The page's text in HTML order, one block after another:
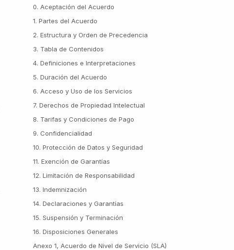
0. Aceptación del Acuerdo
1. Partes del Acuerdo
2. Estructura y Orden de Precedencia
3. Tabla de Contenidos
4. Definiciones e Interpretaciones
5. Duración del Acuerdo
6. Acceso y Uso de los Servicios
7. Derechos de Propiedad Intelectual
8. Tarifas y Condiciones de Pago
9. Confidencialidad
10. Protección de Datos y Seguridad
11. Exención de Garantías
12. Limitación de Responsabilidad
13. Indemnización
14. Declaraciones y Garantías
15. Suspensión y Terminación
16. Disposiciones Generales
Anexo 1, Acuerdo de Nivel de Servicio (SLA)